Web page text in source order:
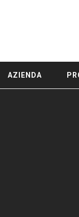
AZIENDA